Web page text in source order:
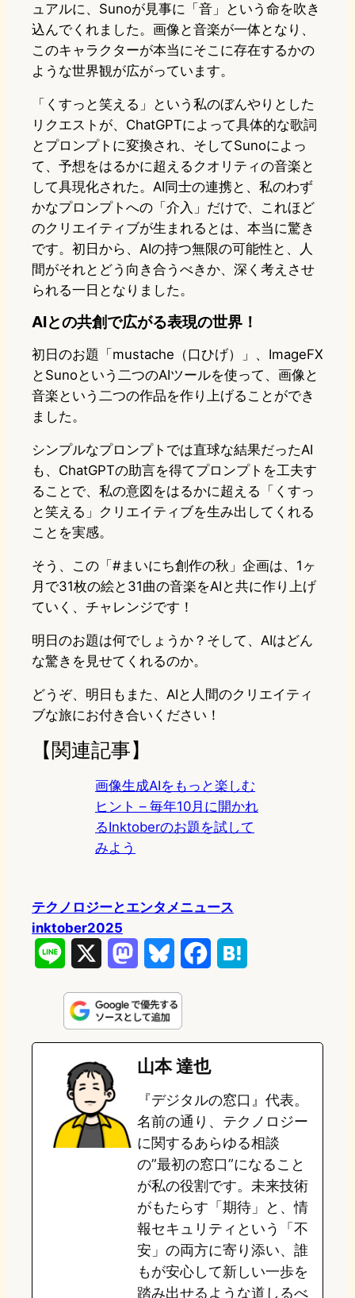
ュアルに、Sunoが見事に「音」という命を吹き
込んでくれました。画像と音楽が一体となり、
このキャラクターが本当にそこに存在するかの
ような世界観が広がっています。
「くすっと笑える」という私のぼんやりとした
リクエストが、ChatGPTによって具体的な歌詞
とプロンプトに変換され、そしてSunoによっ
て、予想をはるかに超えるクオリティの音楽と
して具現化された。AI同士の連携と、私のわず
かなプロンプトへの「介入」だけで、これほど
のクリエイティブが生まれるとは、本当に驚き
です。初日から、AIの持つ無限の可能性と、人
間がそれとどう向き合うべきか、深く考えさせ
られる一日となりました。
AIとの共創で広がる表現の世界！
初日のお題「mustache（口ひげ）」、ImageFX
とSunoという二つのAIツールを使って、画像と
音楽という二つの作品を作り上げることができ
ました。
シンプルなプロンプトでは直球な結果だったAI
も、ChatGPTの助言を得てプロンプトを工夫す
ることで、私の意図をはるかに超える「くすっ
と笑える」クリエイティブを生み出してくれる
ことを実感。
そう、この「#まいにち創作の秋」企画は、1ヶ
月で31枚の絵と31曲の音楽をAIと共に作り上げ
ていく、チャレンジです！
明日のお題は何でしょうか？そして、AIはどん
な驚きを見せてくれるのか。
どうぞ、明日もまた、AIと人間のクリエイティ
ブな旅にお付き合いください！
【関連記事】
画像生成AIをもっと楽しむ
ヒント – 毎年10月に開かれ
るInktoberのお題を試して
みよう
テクノロジーとエンタメニュース
inktober2025
n
e
s
t
o
o
n
u
e
s
k
e
b
o
o
k
e
a
山本 達也
『デジタルの窓口』代表。
名前の通り、テクノロジー
に関するあらゆる相談
の”最初の窓口”になること
が私の役割です。未来技術
がもたらす「期待」と、情
報セキュリティという「不
安」の両方に寄り添い、誰
もが安心して新しい一歩を
踏み出せるような道しるべ